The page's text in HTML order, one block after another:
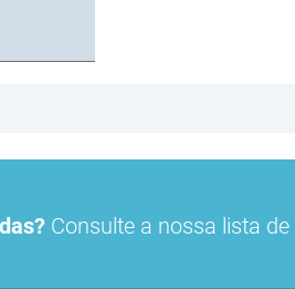
Consulte a nossa lista de